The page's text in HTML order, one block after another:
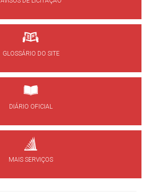
GLOSSÁRIO DO SITE
DIÁRIO OFICIAL
MAIS SERVIÇOS